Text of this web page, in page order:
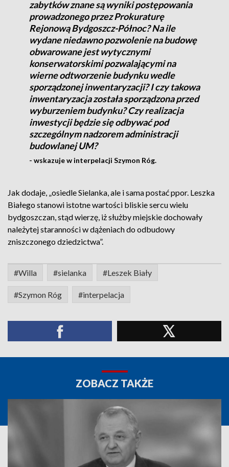
zabytków znane są wyniki postępowania
prowadzonego przez Prokuraturę
Rejonową Bydgoszcz-Północ? Na ile
wydane niedawno pozwolenie na budowę
obwarowane jest wytycznymi
konserwatorskimi pozwalającymi na
wierne odtworzenie budynku wedle
sporządzonej inwentaryzacji? I czy takowa
inwentaryzacja została sporządzona przed
wyburzeniem budynku? Czy realizacja
inwestycji będzie się odbywać pod
szczególnym nadzorem administracji
budowlanej UM?
- wskazuje w interpelacji Szymon Róg.
Jak dodaje, „osiedle Sielanka, ale i sama postać ppor. Leszka
Białego stanowi istotne wartości bliskie sercu wielu
bydgoszczan, stąd wierzę, iż służby miejskie dochowały
należytej staranności w dążeniach do odbudowy
zniszczonego dziedzictwa”.
#Willa #sielanka #Leszek Biały
#Szymon Róg #interpelacja
ZOBACZ TAKŻE